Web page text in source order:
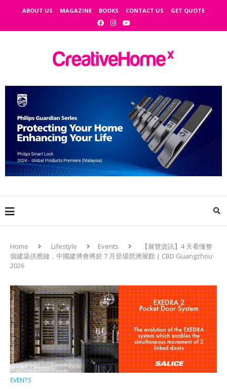
ABOUT US MAGAZINE BOOKS CONTACT US GET QUOTE
Home Lifestyle Events
【展覽資訊】4 天看懂整
個建築供應鏈，中國建博會將於 7 月登場琶洲展館 | CBD Guangzhou
2026
EVENTS